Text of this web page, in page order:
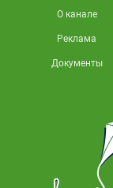
О канале
Реклама
Документы